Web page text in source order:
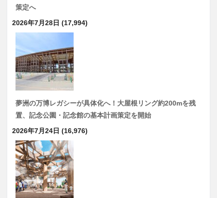
策定へ
2026年7月28日 (17,994)
夢洲の万博レガシーが具体化へ！大屋根リング約200mを残
置、記念公園・記念館の基本計画策定を開始
2026年7月24日 (16,976)